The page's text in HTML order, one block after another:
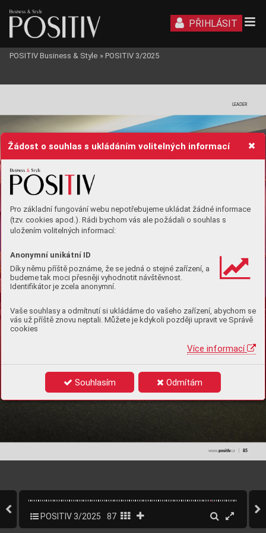
Žádost o souhlas s ukládáním volitelných informací
Pro základní fungování webu nepotřebujeme ukládat žádné informace
(tzv. cookies apod.). Rádi bychom vás ale požádali o souhlas s
uložením volitelných informací:
Anonymní unikátní ID
Díky němu příště poznáme, že se jedná o stejné zařízení, a
budeme tak moci přesněji vyhodnotit návštěvnost.
Identifikátor je zcela anonymní.
Vaše souhlasy a odmítnutí si ukládáme do vašeho zařízení, abychom se
vás už příště znovu neptali. Můžete je kdykoli později upravit ve Správě
cookies
Více informací
Souhlasím Odmítám
 posiv 85
LEADER
PŘIHLÁSIT
POSITIV Business & Style » POSITIV 3/2025
POSITIV 3/2025 87